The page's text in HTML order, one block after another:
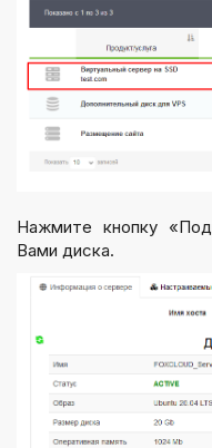
Нажмите кнопку
Вами диска.